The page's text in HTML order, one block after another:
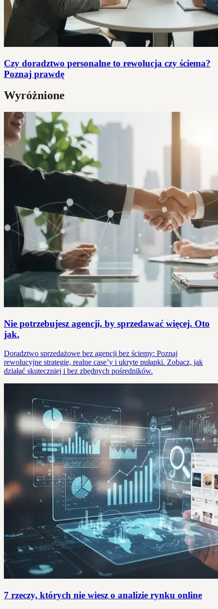
Czy doradztwo personalne to rewolucja czy ściema?
Poznaj prawdę
Wyróżnione
Nie potrzebujesz agencji, by sprzedawać więcej. Oto
jak.
Doradztwo sprzedażowe bez agencji bez ściemy: Poznaj
rewolucyjne strategie, realne case’y i ukryte pułapki. Zobacz, jak
działać skuteczniej i bez zbędnych pośredników.
7 rzeczy, których nie wiesz o analizie rynku online